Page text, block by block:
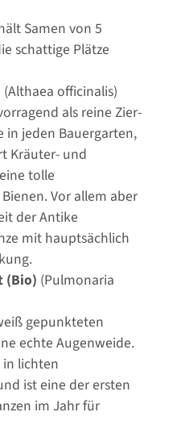
Samen von 5
schattige Plätze
(Althaea officinalis)
als reine Zier-
in jeden Bauergarten,
Kräuter- und
tolle
Vor allem aber
der Antike
mit hauptsächlich
(Bio) (Pulmonaria
gepunkteten
echte Augenweide.
in lichten
ist eine der ersten
im Jahr für